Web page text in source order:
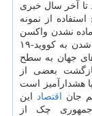
تا آخر سال خبری
از نمونه
نشدن واکسن
مقابله با کرونا در شرایطی رخ می دهد که مبتلا شدن به کووید-۱۹
جهان به سطح
بعضی از
هشدارآمیز است
جان اقتصاد این
چک از